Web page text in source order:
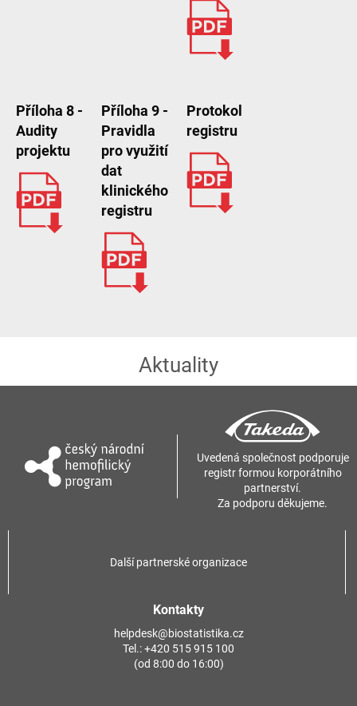
Příloha 8 -
Audity
projektu
Příloha 9 -
Pravidla
pro využití
dat
klinického
registru
Protokol
registru
Aktuality
Uvedená společnost podporuje
registr formou korporátního
partnerství.
Za podporu děkujeme.
Další partnerské organizace
Kontakty
helpdesk@biostatistika.cz
Tel.:+420 515 915 100
(od 8:00 do 16:00)